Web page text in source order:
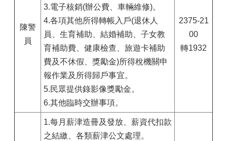
陳警
員
3.電子核銷(辦公費、車輛維修)。
4.各項其他所得轉帳入戶(退休人
員、生育補助、結婚補助、子女教
育補助費、健康檢查、旅遊卡補助
費及不休假、獎勵金)所得稅機關申
報作業及所得歸戶事宜。
5.民眾提供錄影像獎勵金。
6.其他臨時交辦事項。
2375-21
00
轉1932
1.每月薪津造冊及發放、薪資代扣款
之結繳、各類薪津公文處理。